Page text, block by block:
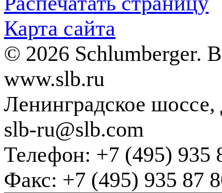
Карта сайта
© 2026 Schlumberger.
www.slb.ru
Ленинградское
slb-ru@slb.com
Телефон: +7 (495) 935
Факс: +7 (495) 935 87